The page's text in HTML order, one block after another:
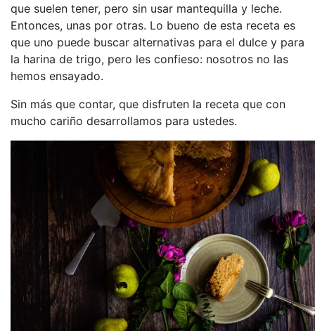
que suelen tener, pero sin usar mantequilla y leche.
Entonces, unas por otras. Lo bueno de esta receta es
que uno puede buscar alternativas para el dulce y para
la harina de trigo, pero les confieso: nosotros no las
hemos ensayado.
Sin más que contar, que disfruten la receta que con
mucho cariño desarrollamos para ustedes.